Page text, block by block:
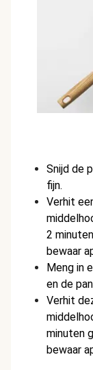
Snijd de
fijn.
Verhit
2
bewaar
Meng in
en de
Verhit
minuten
bewaar